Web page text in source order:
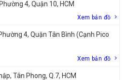
4, Quận 10, HCM
Xem bản đồ
4, Quận Tân Bình (Cạnh Pico
Xem bản đồ
Tân Phong, Q.7, HCM